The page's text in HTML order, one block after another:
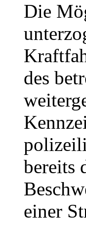
Die
des
bereits
einer